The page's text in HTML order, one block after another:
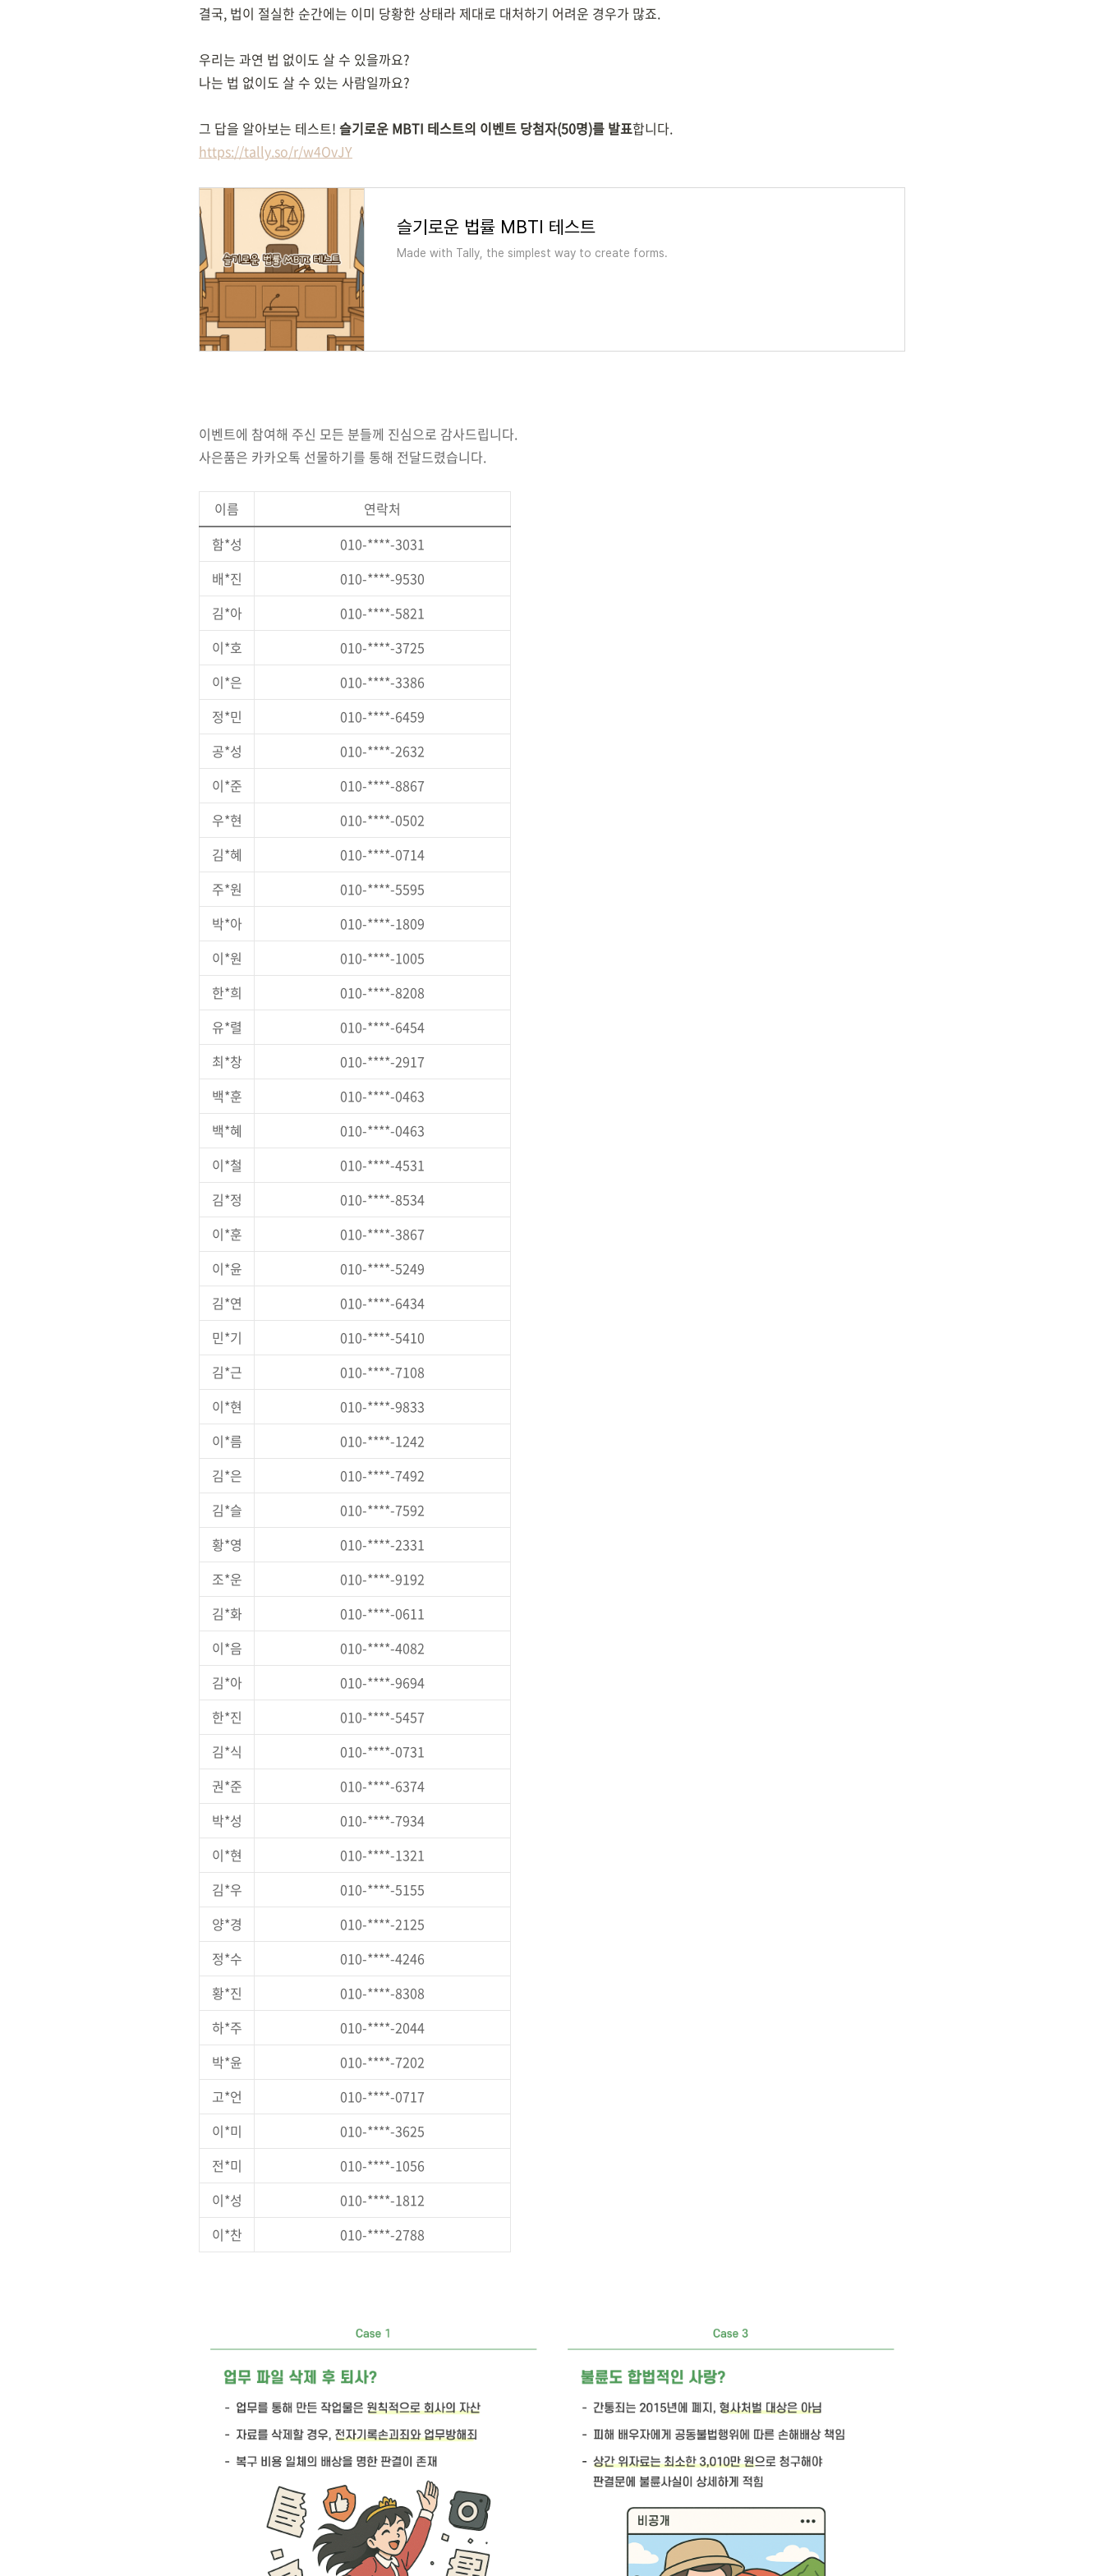
결국, 법이 절실한 순간에는 이미 당황한 상태라 제대로 대처하기 어려운 경우가 많죠.
우리는 과연 법 없이도 살 수 있을까요?
나는 법 없이도 살 수 있는 사람일까요?
그 답을 알아보는 테스트! 슬기로운 MBTI 테스트의 이벤트 당첨자(50명)를 발표합니다.
https://tally.so/r/w4OvJY
슬기로운 법률 MBTI 테스트
Made with Tally, the simplest way to create forms.
이벤트에 참여해 주신 모든 분들께 진심으로 감사드립니다.
사은품은 카카오톡 선물하기를 통해 전달드렸습니다.
이름
연락처
함*성
010-****-3031
배*진
010-****-9530
김*아
010-****-5821
이*호
010-****-3725
이*은
010-****-3386
정*민
010-****-6459
공*성
010-****-2632
이*준
010-****-8867
우*현
010-****-0502
김*혜
010-****-0714
주*원
010-****-5595
박*아
010-****-1809
이*원
010-****-1005
한*희
010-****-8208
유*렬
010-****-6454
최*창
010-****-2917
백*훈
010-****-0463
백*혜
010-****-0463
이*철
010-****-4531
김*정
010-****-8534
이*훈
010-****-3867
이*윤
010-****-5249
김*연
010-****-6434
민*기
010-****-5410
김*근
010-****-7108
이*현
010-****-9833
이*름
010-****-1242
김*은
010-****-7492
김*슬
010-****-7592
황*영
010-****-2331
조*운
010-****-9192
김*화
010-****-0611
이*음
010-****-4082
김*아
010-****-9694
한*진
010-****-5457
김*식
010-****-0731
권*준
010-****-6374
박*성
010-****-7934
이*현
010-****-1321
김*우
010-****-5155
양*경
010-****-2125
정*수
010-****-4246
황*진
010-****-8308
하*주
010-****-2044
박*윤
010-****-7202
고*언
010-****-0717
이*미
010-****-3625
전*미
010-****-1056
이*성
010-****-1812
이*찬
010-****-2788